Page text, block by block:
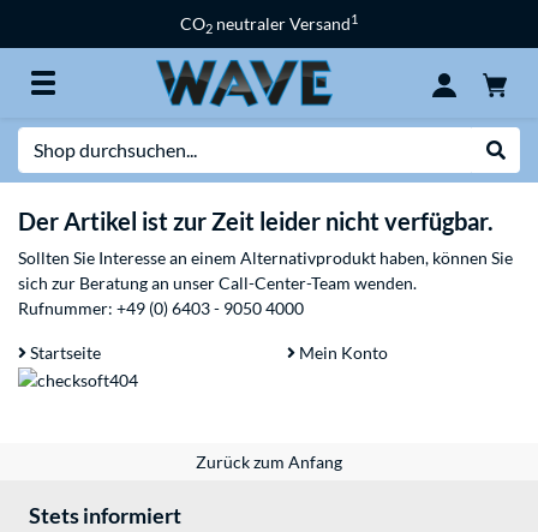
CO2 neutraler Versand1
Der Artikel ist zur Zeit leider nicht verfügbar.
Sollten Sie Interesse an einem Alternativprodukt haben, können Sie
sich zur Beratung an unser Call-Center-Team wenden.
Rufnummer: +49 (0) 6403 - 9050 4000
Startseite Mein Konto
Zurück zum Anfang
Stets informiert